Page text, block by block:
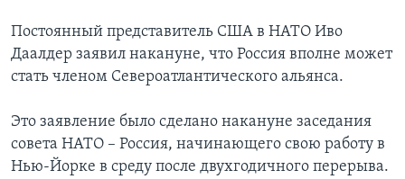
НЬЮ-ЙОРК NEW YORK
АМЕРИКА. БОЛЬШОЕ ПУТЕШЕСТВИЕ
ВИДЕО
ПОДПИСКА НА НОВОСТИ
СОЦИАЛЬНЫЕ СЕТИ
Постоянный представитель США в НАТО Иво
Даалдер заявил накануне, что Россия вполне может
стать членом Североатлантического альянса.
Это заявление было сделано накануне заседания
совета НАТО – Россия, начинающего свою работу в
Нью-Йорке в среду после двухгодичного перерыва.